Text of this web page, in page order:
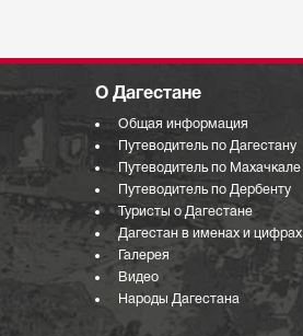
О Дагестане
Общая информация
Путеводитель по Дагестану
Путеводитель по Махачкале
Путеводитель по Дербенту
Туристы о Дагестане
Дагестан в именах и цифрах
Галерея
Видео
Народы Дагестана